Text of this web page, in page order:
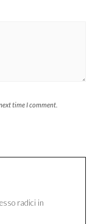
time I comment.
radici in